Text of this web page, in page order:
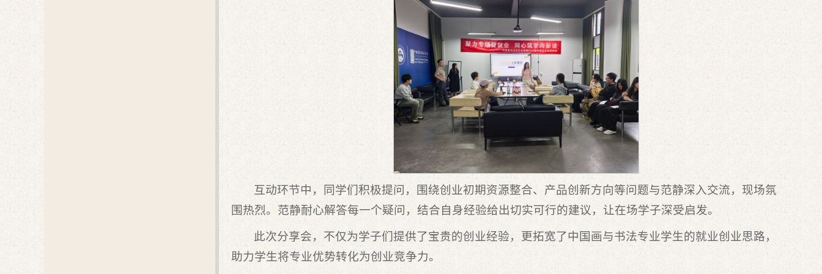
互动环节中，同学们积极提问，围绕创业初期资源整合、产品创新方向等问题与范静深入交流，现场氛
围热烈。范静耐心解答每一个疑问，结合自身经验给出切实可行的建议，让在场学子深受启发。
此次分享会，不仅为学子们提供了宝贵的创业经验，更拓宽了中国画与书法专业学生的就业创业思路，
助力学生将专业优势转化为创业竞争力。